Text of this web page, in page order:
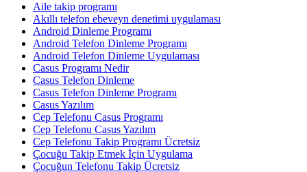
Aile takip programı
Akıllı telefon ebeveyn denetimi uygulaması
Android Dinleme Programı
Android Telefon Dinleme Programı
Android Telefon Dinleme Uygulaması
Casus Programı Nedir
Casus Telefon Dinleme
Casus Telefon Dinleme Programı
Casus Yazılım
Cep Telefonu Casus Programı
Cep Telefonu Casus Yazılım
Cep Telefonu Takip Programı Ücretsiz
Çocuğu Takip Etmek İçin Uygulama
Çocuğun Telefonu Takip Ücretsiz